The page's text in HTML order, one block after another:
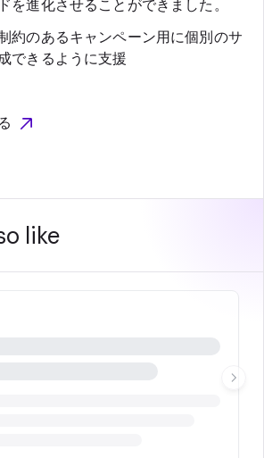
を進化させることができました。
約のあるキャンペーン用に個別のサ
できるように支援
like